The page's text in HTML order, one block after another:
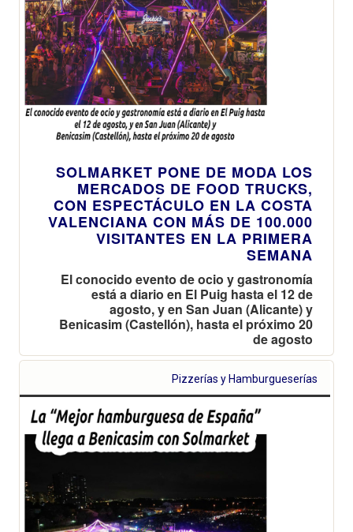
SOLMARKET PONE DE MODA LOS
MERCADOS DE FOOD TRUCKS,
CON ESPECTÁCULO EN LA COSTA
VALENCIANA CON MÁS DE 100.000
VISITANTES EN LA PRIMERA
SEMANA
El conocido evento de ocio y gastronomía
está a diario en El Puig hasta el 12 de
agosto, y en San Juan (Alicante) y
Benicasim (Castellón), hasta el próximo 20
de agosto
Pizzerías y Hamburgueserías